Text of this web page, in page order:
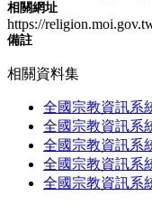
相關網址
https://
備註
相關資料集
全國宗教資訊系
全國宗教資訊系
全國宗教資訊系
全國宗教資訊系
全國宗教資訊系